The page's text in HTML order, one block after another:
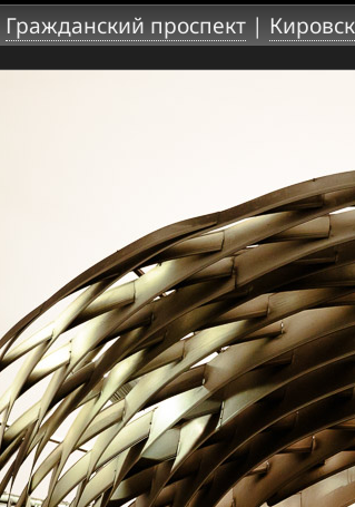
Гражданский проспект|